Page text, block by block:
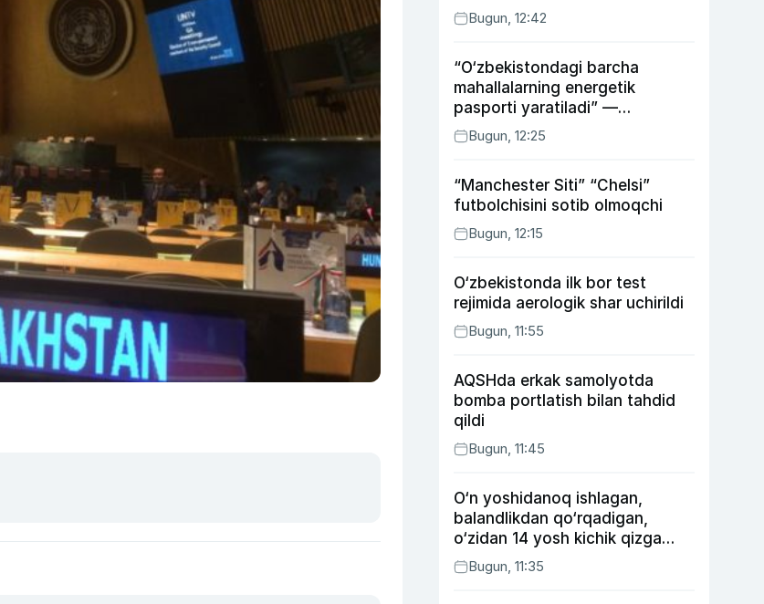
Bugun, 12:42
“O‘zbekistondagi barcha
mahallalarning energetik
pasporti yaratiladi” —
energetika vaziri
Bugun, 12:25
“Manchester Siti” “Chelsi”
futbolchisini sotib olmoqchi
Bugun, 12:15
O‘zbekistonda ilk bor test
rejimida aerologik shar uchirildi
Bugun, 11:55
AQSHda erkak samolyotda
bomba portlatish bilan tahdid
qildi
Bugun, 11:45
O‘n yoshidanoq ishlagan,
balandlikdan qo‘rqadigan,
o‘zidan 14 yosh kichik qizga
uylangan Yorqinxo‘ja Umarov
34 yoshda
Bugun, 11:35